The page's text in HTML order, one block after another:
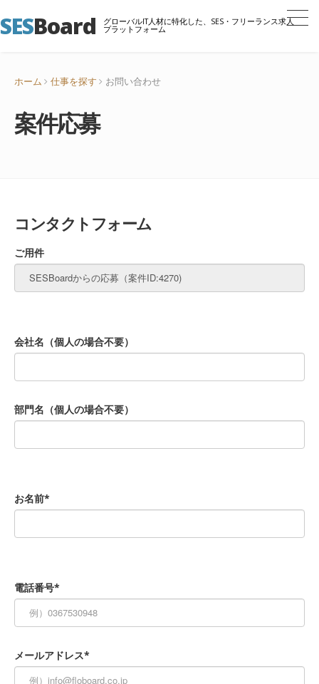
SESBoard グローバルIT人材に特化した、SES・フリーランス求人
プラットフォーム
ホーム 仕事を探す お問い合わせ
案件応募
コンタクトフォーム
ご用件
会社名（個人の場合不要）
部門名（個人の場合不要）
お名前*
電話番号*
メールアドレス*